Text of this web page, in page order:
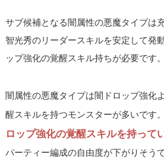
サブ候補となる闇属性の悪魔タイプは
智光秀のリーダースキルを安定して発
ップ強化の覚醒スキル持ちが必要です。
闇属性の悪魔タイプは闇ドロップ強化
醒スキルを持つモンスターが多いです
ロップ強化の覚醒スキルを持って
パーティー編成の自由度が下がりそうで